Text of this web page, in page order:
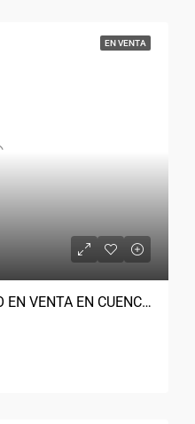
EN VENTA
$ 55.000 DEPARTAMENTO EN VENTA EN CUENCA CONTROL SUR